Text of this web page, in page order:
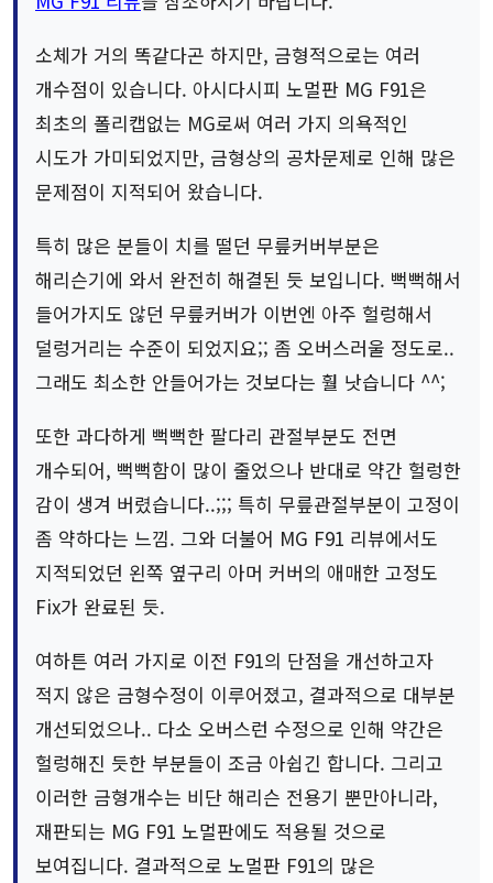
소체가 거의 똑같다곤 하지만, 금형적으로는 여러
개수점이 있습니다. 아시다시피 노멀판 MG F91은
최초의 폴리캡없는 MG로써 여러 가지 의욕적인
시도가 가미되었지만, 금형상의 공차문제로 인해 많은
문제점이 지적되어 왔습니다.
특히 많은 분들이 치를 떨던 무릎커버부분은
해리슨기에 와서 완전히 해결된 듯 보입니다. 뻑뻑해서
들어가지도 않던 무릎커버가 이번엔 아주 헐렁해서
덜렁거리는 수준이 되었지요;; 좀 오버스러울 정도로..
그래도 최소한 안들어가는 것보다는 훨 낫습니다 ^^;
또한 과다하게 뻑뻑한 팔다리 관절부분도 전면
개수되어, 뻑뻑함이 많이 줄었으나 반대로 약간 헐렁한
감이 생겨 버렸습니다..;;; 특히 무릎관절부분이 고정이
좀 약하다는 느낌. 그와 더불어 MG F91 리뷰에서도
지적되었던 왼쪽 옆구리 아머 커버의 애매한 고정도
Fix가 완료된 듯.
여하튼 여러 가지로 이전 F91의 단점을 개선하고자
적지 않은 금형수정이 이루어졌고, 결과적으로 대부분
개선되었으나.. 다소 오버스런 수정으로 인해 약간은
헐렁해진 듯한 부분들이 조금 아쉽긴 합니다. 그리고
이러한 금형개수는 비단 해리슨 전용기 뿐만아니라,
재판되는 MG F91 노멀판에도 적용될 것으로
보여집니다. 결과적으로 노멀판 F91의 많은